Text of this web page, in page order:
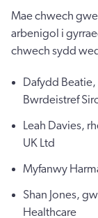
Mae chwech
arbenigol i
chwech sydd
Dafydd
Bwrdeistref
Leah Davies,
UK Ltd
Myfanwy
Shan Jones,
Healthcare